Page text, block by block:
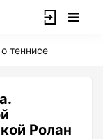
теннисе
Ролан